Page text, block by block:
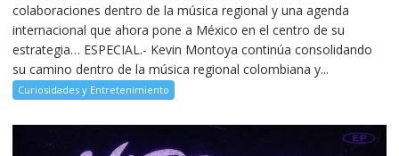
colaboraciones dentro de la música regional y una agenda
internacional que ahora pone a México en el centro de su
estrategia… ESPECIAL.- Kevin Montoya continúa consolidando
su camino dentro de la música regional colombiana y...
Curiosidades y Entretenimiento